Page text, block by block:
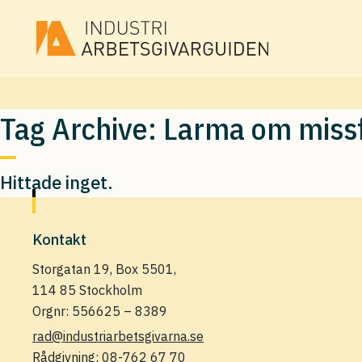
Tag Archive: Larma om
Hittade inget.
Kontakt
Storgatan 19, Box 5501,
114 85 Stockholm
Orgnr: 556625 – 8389
rad@industriarbetsgivarna.se
Rådgivning: 08-762 67 70